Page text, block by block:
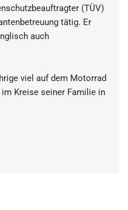
(TÜV)
tätig. Er
auch
viel auf dem Motorrad
Kreise seiner Familie in